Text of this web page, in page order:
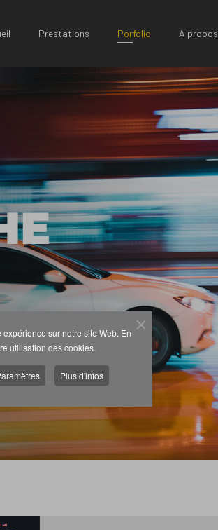
sur notre site Web. En
utilisation des cookies.
Plus d'infos
Prestations Porfolio A propos